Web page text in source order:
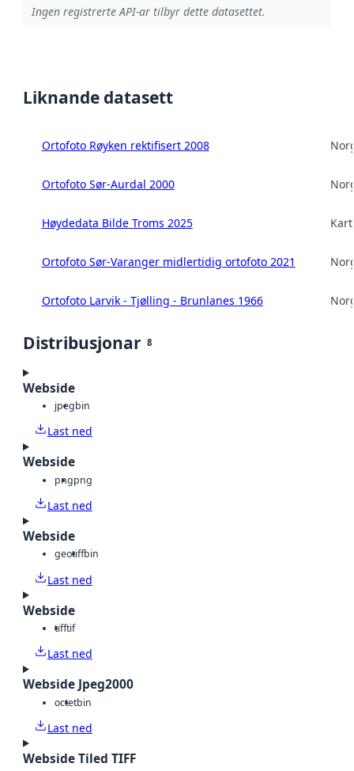
Ingen registrerte API-ar tilbyr dette datasettet.
Liknande datasett
Ortofoto Røyken rektifisert 2008
Ortofoto Sør-Aurdal 2000
Høydedata Bilde Troms 2025
Ortofoto Sør-Varanger midlertidig ortofoto 2021
Ortofoto Larvik - Tjølling - Brunlanes 1966
Distribusjonar 8
Webside
jpegbin
Last ned
Webside
pngpng
Last ned
Webside
geotiffbin
Last ned
Webside
tifftif
Last ned
Webside Jpeg2000
octetbin
Last ned
Webside Tiled TIFF